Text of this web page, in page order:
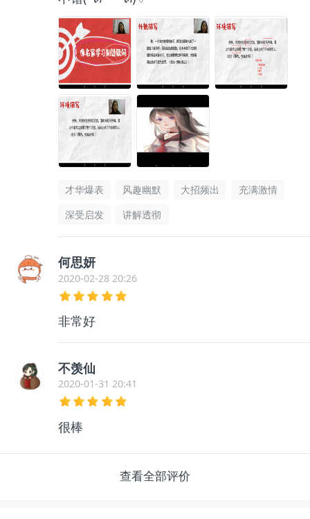
才华爆表 风趣幽默 大招频出
充满激情
深受启发
讲解透彻
何思妍
2020-02-28 20:26
非常好
不羡仙
2020-01-31 20:41
很棒
查看全部评价